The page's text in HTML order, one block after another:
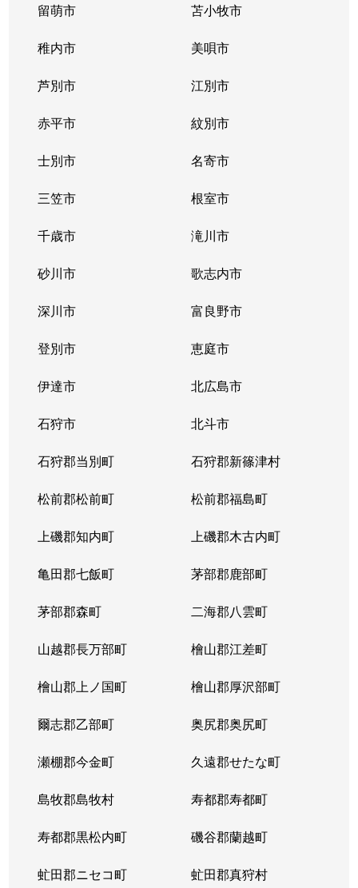
北３９条東
麻生
北３９条東
栄町(札幌)
北３９条東
栄町(札幌)
北４０条東
栄町(札幌)
北４０条東
栄町(札幌)
北４１条東
麻生
北４２条東
栄町(札幌)
北４３条東
栄町(札幌)
北４３条東
栄町(札幌)
北４６条東
栄町(札幌)
北４６条東
栄町(札幌)
東苗穂５条
元町(札幌)
伏古４条
環状通東
本町２条
環状通東
留萌市 苫小牧市
稚内市 美唄市
芦別市 江別市
赤平市 紋別市
士別市 名寄市
三笠市 根室市
千歳市 滝川市
砂川市 歌志内市
深川市 富良野市
登別市 恵庭市
伊達市 北広島市
石狩市 北斗市
石狩郡当別町 石狩郡新篠津村
松前郡松前町 松前郡福島町
上磯郡知内町 上磯郡木古内町
亀田郡七飯町 茅部郡鹿部町
茅部郡森町 二海郡八雲町
山越郡長万部町 檜山郡江差町
檜山郡上ノ国町 檜山郡厚沢部町
爾志郡乙部町 奥尻郡奥尻町
瀬棚郡今金町 久遠郡せたな町
島牧郡島牧村 寿都郡寿都町
寿都郡黒松内町 磯谷郡蘭越町
虻田郡ニセコ町 虻田郡真狩村